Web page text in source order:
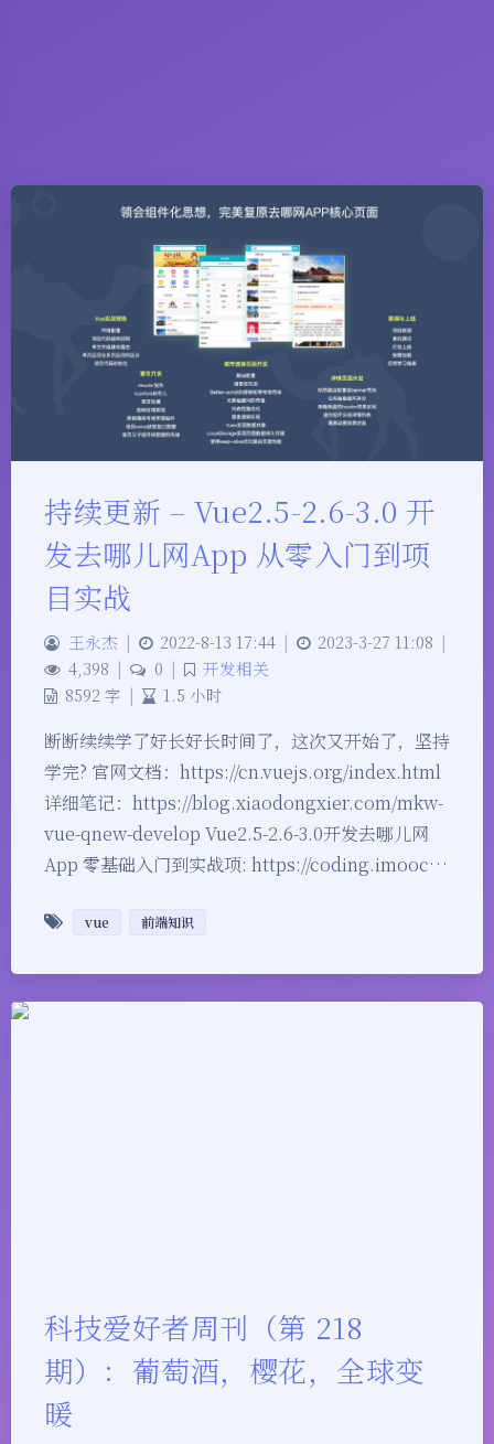
持续更新 – Vue2.5-2.6-3.0 开
发去哪儿网App 从零入门到项
目实战
王永杰 | 2022-8-13 17:44 | 2023-3-27 11:08 |
4,398 | 0 |
开发相关
8592 字 | 1.5 小时
断断续续学了好长好长时间了，这次又开始了，坚持
学完? 官网文档：https://cn.vuejs.org/index.html
详细笔记：https://blog.xiaodongxier.com/mkw-
vue-qnew-develop Vue2.5-2.6-3.0开发去哪儿网
App 零基础入门到实战项: https://coding.imooc…
vue 前端知识
科技爱好者周刊（第 218
期）：葡萄酒，樱花，全球变
暖